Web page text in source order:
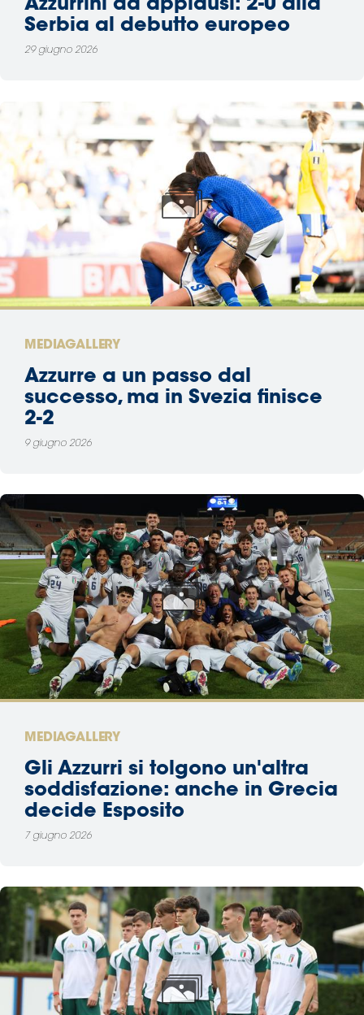
Azzurrini da applausi: 2-0 alla
Serbia al debutto europeo
29 giugno 2026
MEDIAGALLERY
Azzurre a un passo dal
successo, ma in Svezia finisce
2-2
9 giugno 2026
MEDIAGALLERY
Gli Azzurri si tolgono un'altra
soddisfazione: anche in Grecia
decide Esposito
7 giugno 2026